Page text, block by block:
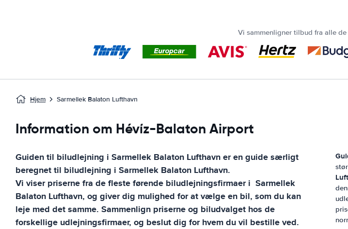
Vi sammenligner tilbud fra alle
Hjem Sarmellek Balaton Lufthavn
Information om Hévíz-Balaton Airport
Guiden til biludlejning i Sarmellek Balaton Lufthavner en guide særligt
beregnet til biludlejning i Sarmellek Balaton Lufthavn.
Vi viser priserne fra de fleste førende biludlejningsfirmaer i Sarmellek
Balaton Lufthavn, og giver dig mulighed for at vælge en bil, som du kan
leje med det samme. Sammenlign priserne og biludvalget hos de
forskellige udlejningsfirmaer, og beslut dig for hvem du vil bestille ved.